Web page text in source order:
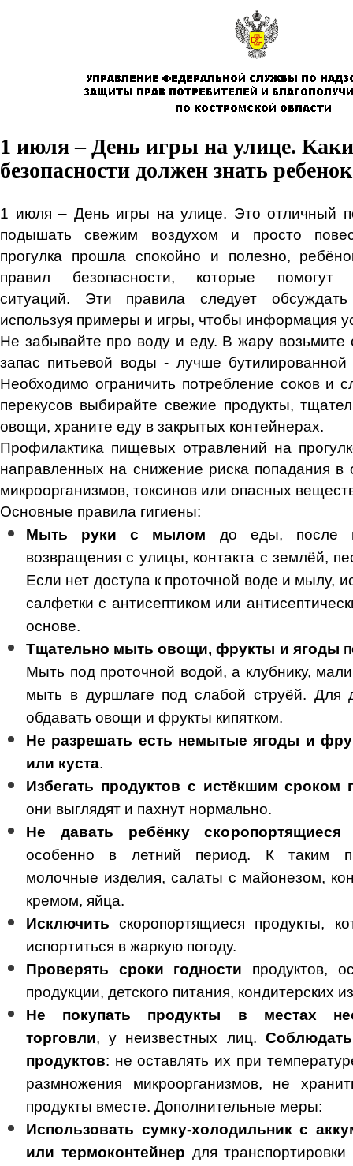
1 июля – День игры на улице.
безопасности должен знать ребенок
1 июля – День игры на улице. Это отличный
подышать свежим воздухом и просто
прогулка прошла спокойно и полезно,
правил безопасности, которые помогут
ситуаций.
Эти правила следует
используя примеры и игры, чтобы информация
Не забывайте про воду и еду. В жару возьмите
запас питьевой воды - лучше
Необходимо ограничить потребление соков и
перекусов выбирайте свежие продукты,
овощи, храните еду в закрытых контейнерах.
Профилактика пищевых отравлений на
направленных на снижение риска попадания в
микроорганизмов, токсинов или опасных
Основные правила гигиены:
Мыть руки с мылом до еды, после
возвращения с улицы, контакта с землёй,
Если нет доступа к проточной воде и мылу,
салфетки с антисептиком или
основе.
Тщательно мыть овощи, фрукты и ягоды
Мыть под проточной водой, а клубнику,
мыть в дуршлаге под слабой струёй. Для
обдавать овощи и фрукты кипятком.
Не разрешать есть немытые ягоды и
или куста.
Избегать продуктов с истёкшим сроком
они выглядят и пахнут нормально.
Не давать ребёнку
особенно в летний период. К таким
молочные изделия, салаты с майонезом,
кремом, яйца.
Исключитьскоропортящиеся продукты,
испортиться в жаркую погоду.
Проверять сроки годности продуктов,
продукции, детского питания, кондитерских
Не покупать продукты в местах
торговли, у неизвестных лиц.
продуктов: не оставлять их при
размножения микроорганизмов, не
продукты вместе. Дополнительные меры:
Использовать сумку-холодильник с
или термоконтейнер для